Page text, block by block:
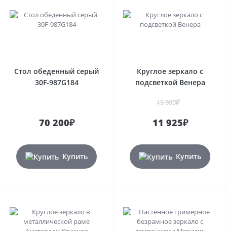
Стол обеденный серый
30F-987G184
70 200₽
Купить
Круглое зеркало с
подсветкой Венера
15 900₽
11 925₽
Купить